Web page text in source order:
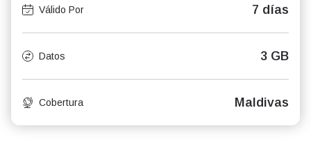
Válido Por 7 días
Datos 3 GB
Cobertura Maldivas